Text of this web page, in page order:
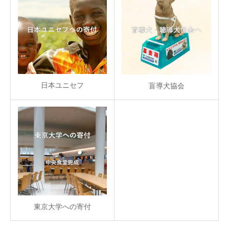
日本ユニセフ 盲導犬協会
東京大学への寄付